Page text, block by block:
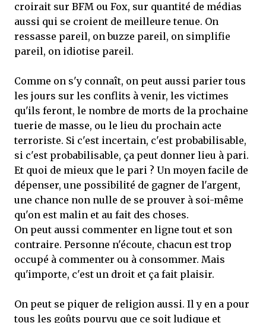
croirait sur BFM ou Fox, sur quantité de médias
aussi qui se croient de meilleure tenue. On
ressasse pareil, on buzze pareil, on simplifie
pareil, on idiotise pareil.
Comme on s'y connaît, on peut aussi parier tous
les jours sur les conflits à venir, les victimes
qu'ils feront, le nombre de morts de la prochaine
tuerie de masse, ou le lieu du prochain acte
terroriste. Si c'est incertain, c'est probabilisable,
si c'est probabilisable, ça peut donner lieu à pari.
Et quoi de mieux que le pari ? Un moyen facile de
dépenser, une possibilité de gagner de l'argent,
une chance non nulle de se prouver à soi-même
qu'on est malin et au fait des choses.
On peut aussi commenter en ligne tout et son
contraire. Personne n'écoute, chacun est trop
occupé à commenter ou à consommer. Mais
qu'importe, c'est un droit et ça fait plaisir.
On peut se piquer de religion aussi. Il y en a pour
tous les goûts pourvu que ce soit ludique et